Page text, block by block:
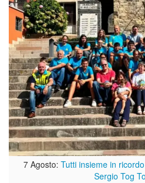
7 Agosto: Tutti insieme in
Sergio Tog